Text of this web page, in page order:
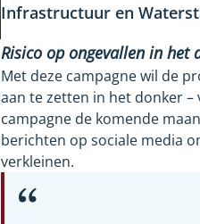
Infrastructuur en
Risico op ongevallen in het
Met deze campagne wil de
aan te zetten in het donker
campagne de komende
berichten op sociale media
verkleinen.